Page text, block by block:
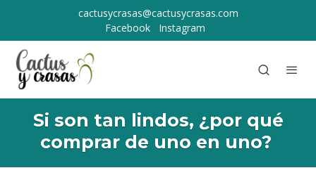
cactusycrasas@cactusycrasas.com
Facebook
Instagram
Si son tan lindos, ¿por qué
comprar de uno en uno?